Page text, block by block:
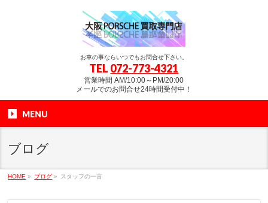
お車の事ならいつでもお問合せ下さい。
TEL 072-773-4321
営業時間 AM/10:00～PM/20:00
メールでのお問合せ24時間受付中！
MENU
ブログ
HOME » ブログ » スタッフの一言